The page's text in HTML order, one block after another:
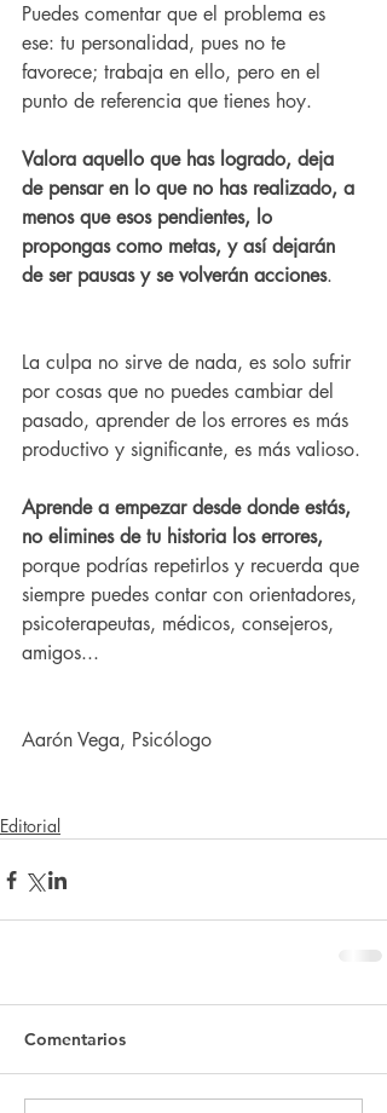
Puedes comentar que el problema es
ese: tu personalidad, pues no te
favorece; trabaja en ello, pero en el
punto de referencia que tienes hoy.
Valora aquello que has logrado, deja
de pensar en lo que no has realizado, a
menos que esos pendientes, lo
propongas como metas, y así dejarán
de ser pausas y se volverán acciones.
La culpa no sirve de nada, es solo sufrir
por cosas que no puedes cambiar del
pasado, aprender de los errores es más
productivo y significante, es más valioso.
Aprende a empezar desde donde estás,
no elimines de tu historia los errores,
porque podrías repetirlos y recuerda que
siempre puedes contar con orientadores,
psicoterapeutas, médicos, consejeros,
amigos...
Aarón Vega, Psicólogo
Editorial
Comentarios